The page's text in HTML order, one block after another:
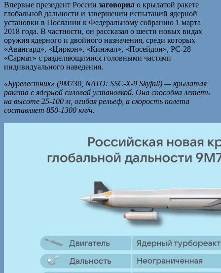
Впервые президент России заговорил о крылатой ракете
глобальной дальности и завершении испытаний ядерной
установки в Послании к Федеральному собранию 1 марта
2018 года. В частности, он рассказал о шести новых видах
оружия ядерного и двойного назначения, среди которых
«Авангард», «Циркон», «Кинжал», «Посейдон», РС-28
«Сармат» с разделяющимися головными частями
индивидуального наведения.
«Буревестник» (9М730, NATO: SSC-X-9 Skyfall) — крылатая
ракета с ядерной силовой установкой. Она способна лететь
на высоте 25-100 м, огибая рельеф, а скорость полета
составляет 850-1300 км/ч.